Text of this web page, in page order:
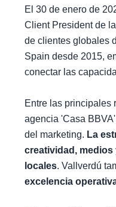
El 30 de enero de
Client President de
de clientes globales
Spain desde 2015,
conectar las
Entre las principales
agencia 'Casa
del marketing. La
creatividad,
locales. Vallverdú
excelencia